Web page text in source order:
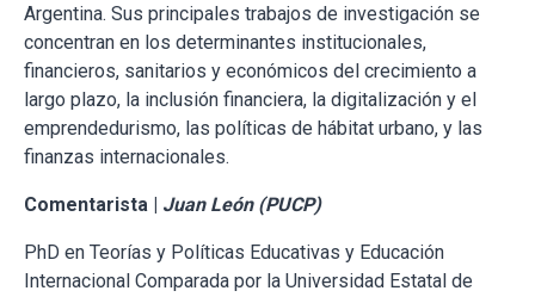
Argentina. Sus principales trabajos de investigación se
concentran en los determinantes institucionales,
financieros, sanitarios y económicos del crecimiento a
largo plazo, la inclusión financiera, la digitalización y el
emprendedurismo, las políticas de hábitat urbano, y las
finanzas internacionales.
Comentarista | Juan León (PUCP)
PhD en Teorías y Políticas Educativas y Educación
Internacional Comparada por la Universidad Estatal de